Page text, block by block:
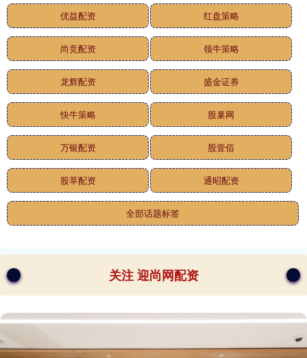
优益配资 红盘策略
尚竞配资 领牛策略
龙辉配资 盛金证券
快牛策略 股巢网
万银配资 股壹佰
股莘配资 通昭配资
全部话题标签
关注 迎尚网配资